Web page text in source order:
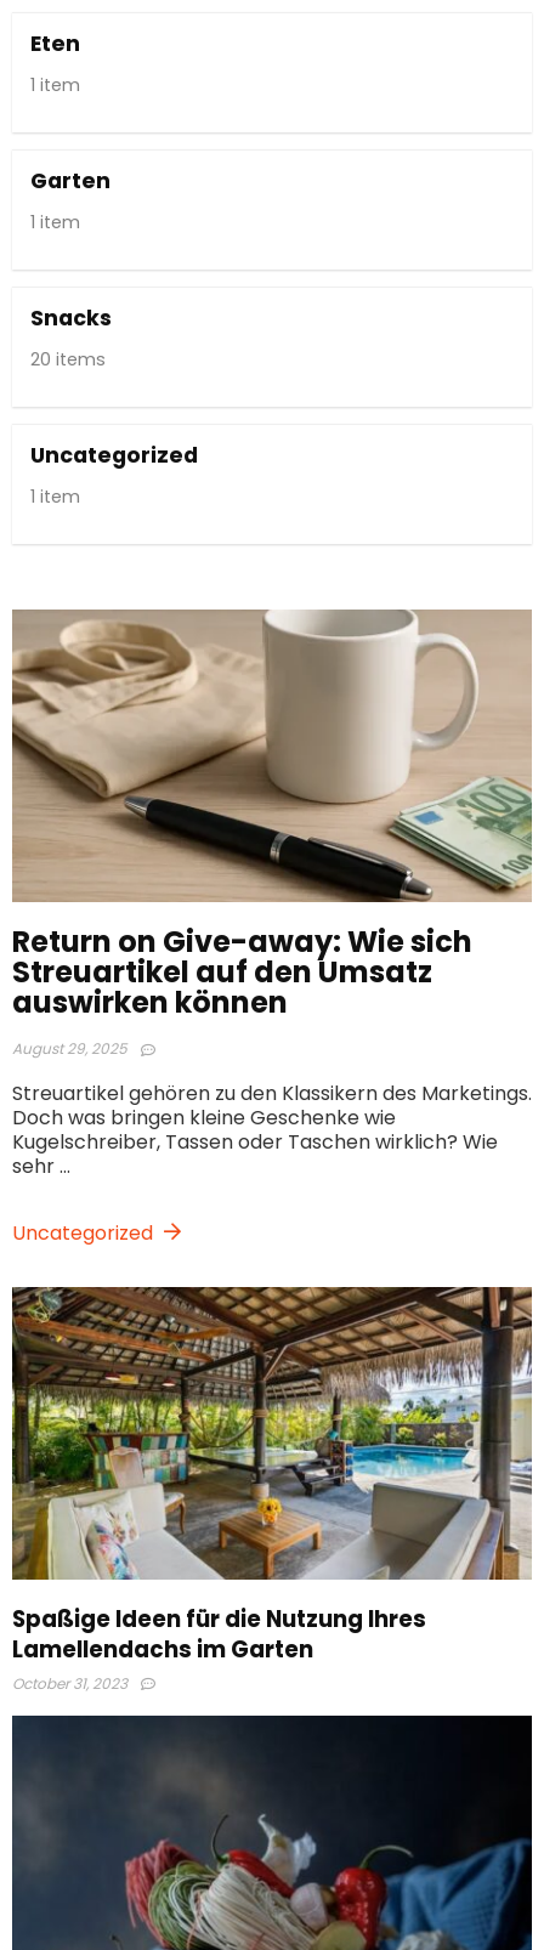
Eten
1 item
Garten
1 item
Snacks
20 items
Uncategorized
1 item
Return on Give-away: Wie sich
Streuartikel auf den Umsatz
auswirken können
August 29, 2025
Streuartikel gehören zu den Klassikern des Marketings.
Doch was bringen kleine Geschenke wie
Kugelschreiber, Tassen oder Taschen wirklich? Wie
sehr ...
Uncategorized
Spaßige Ideen für die Nutzung Ihres
Lamellendachs im Garten
October 31, 2023